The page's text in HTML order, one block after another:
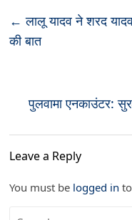
← लालू यादव ने शरद
की बात
पुलवामा एनकाउंटर:
Leave a Reply
You must be logged in